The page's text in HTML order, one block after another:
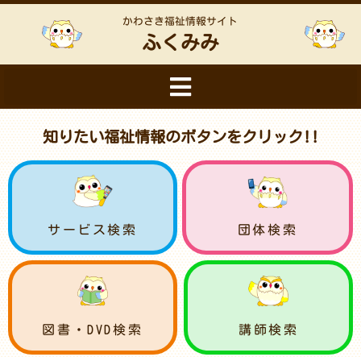
かわさき福祉情報サイト
ふくみみ
知りたい福祉情報のボタンをクリック!!
サービス検索 団体検索
図書・DVD検索 講師検索